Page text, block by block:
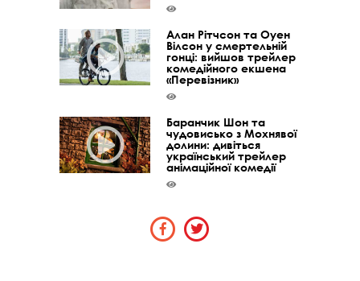
Алан Рітчсон та Оуен
Вілсон у смертельній
гонці: вийшов трейлер
комедійного екшена
«Перевізник»
Баранчик Шон та
чудовисько з Мохнявої
долини: дивіться
український трейлер
анімаційної комедії